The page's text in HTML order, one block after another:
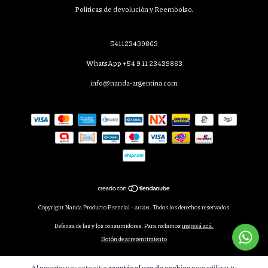
Políticas de devolución y Reembolso.
541123439863
WhatsApp +54 9 11 23439863
info@nanda-argentina.com
Copyright Nanda Producto Esencial - 2026. Todos los derechos reservados.
Defensa de las y los consumidores. Para reclamosingresá acá.
Botón de arrepentimiento